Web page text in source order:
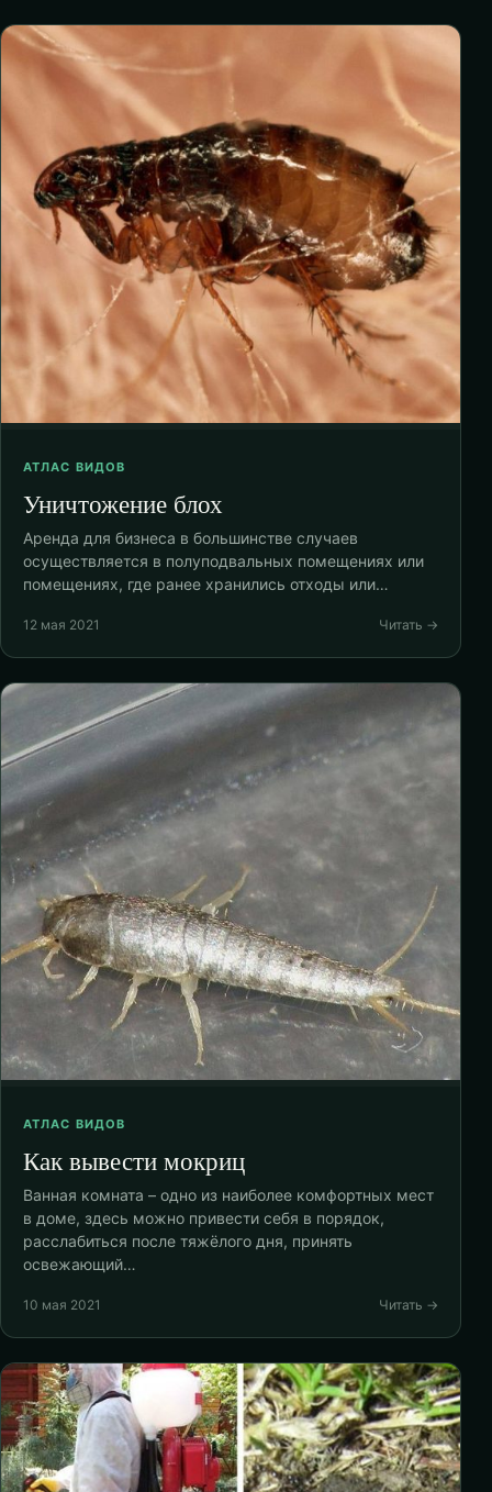
АТЛАС ВИДОВ
Уничтожение блох
Аренда для бизнеса в большинстве случаев
осуществляется в полуподвальных помещениях или
помещениях, где ранее хранились отходы или…
12 мая 2021 Читать →
АТЛАС ВИДОВ
Как вывести мокриц
Ванная комната – одно из наиболее комфортных мест
в доме, здесь можно привести себя в порядок,
расслабиться после тяжёлого дня, принять
освежающий…
10 мая 2021 Читать →